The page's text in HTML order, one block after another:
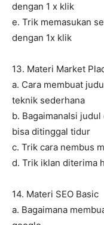
dengan 1 x klik
e. Trik memasukan
dengan 1x klik
13. Materi Market
a. Cara membuat
teknik sederhana
b. BagaimanaIsi
bisa ditinggal tidur
c. Trik cara nembus
d. Trik iklan diterima
14. Materi SEO Basic
a. Bagaimana